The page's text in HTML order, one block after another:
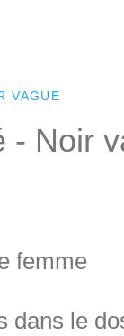
VAGUE
- Noir
femme
dans le